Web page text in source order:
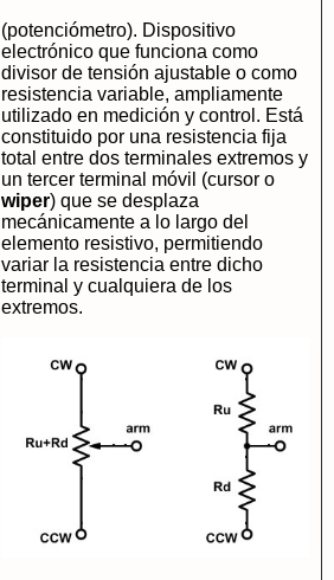
(potenciómetro). Dispositivo
electrónico que funciona como
divisor de tensión ajustable o como
resistencia variable, ampliamente
utilizado en medición y control. Está
constituido por una resistencia fija
total entre dos terminales extremos y
un tercer terminal móvil (cursor o
wiper) que se desplaza
mecánicamente a lo largo del
elemento resistivo, permitiendo
variar la resistencia entre dicho
terminal y cualquiera de los
extremos.